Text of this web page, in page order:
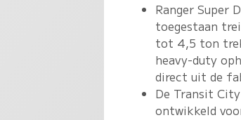
Ranger Super
toegestaan
tot 4,5 ton
heavy-duty
direct uit de
De Transit
ontwikkeld